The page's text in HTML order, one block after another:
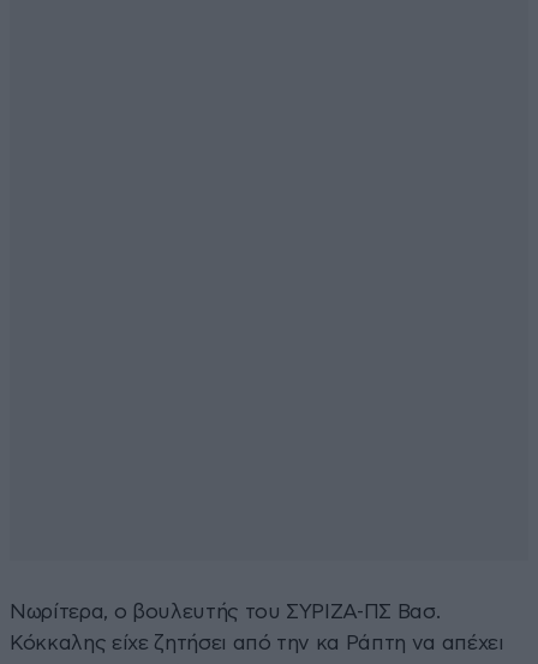
Νωρίτερα, ο βουλευτής του ΣΥΡΙΖΑ-ΠΣ Βασ.
Κόκκαλης είχε ζητήσει από την κα Ράπτη να απέχει